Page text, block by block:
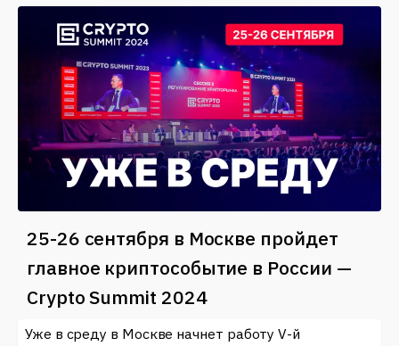
25-26 сентября в Москве пройдет
главное криптособытие в России —
Crypto Summit 2024
Уже в среду в Москве начнет работу V-й